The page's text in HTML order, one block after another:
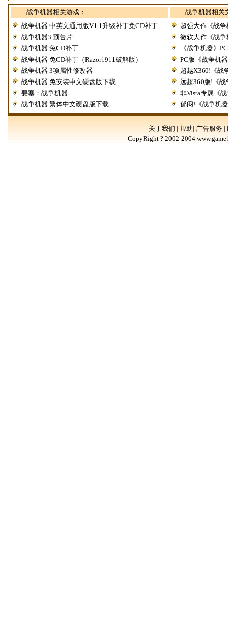
战争机器相关游戏：
战争机器 中英文通用版V1.1升级补丁免CD补丁
战争机器3 预告片
战争机器 免CD补丁
战争机器 免CD补丁（Razor1911破解版）
战争机器 3项属性修改器
战争机器 免安装中文硬盘版下载
要塞：战争机器
战争机器 繁体中文硬盘版下载
战争机器相关
超强大作《战
微软大作《战
《战争机器》
PC版《战争机
超越X360!《战
远超360版!《战
非Vista专属《
郁闷!《战争机
关于我们 | 帮助| 广告服务
CopyRight ? 2002-2004